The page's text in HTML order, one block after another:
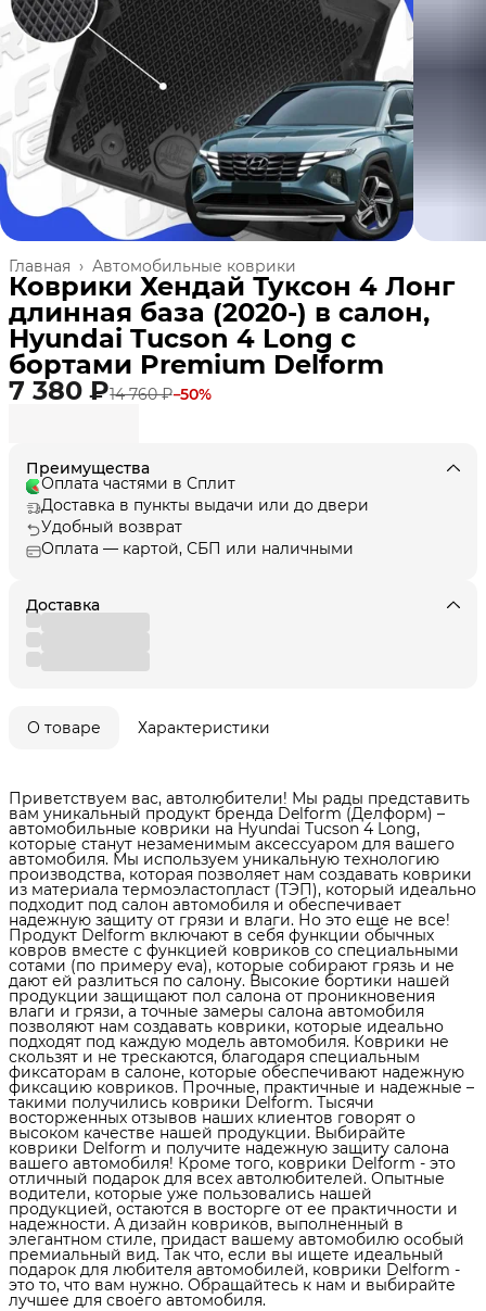
Автомобильные коврики
Главная ›
Коврики Хендай Туксон 4 Лонг
длинная база (2020-) в салон,
Hyundai Tucson 4 Long с
бортами Premium Delform
7 380 ₽14 760 ₽−50%
Преимущества
Оплата частями в Сплит
Доставка в пункты выдачи или до двери
Удобный возврат
Оплата — картой, СБП или наличными
Доставка
О товаре Характеристики
Приветствуем вас, автолюбители! Мы рады представить
вам уникальный продукт бренда Delform (Делформ) –
автомобильные коврики на Hyundai Tucson 4 Long,
которые станут незаменимым аксессуаром для вашего
автомобиля. Мы используем уникальную технологию
производства, которая позволяет нам создавать коврики
из материала термоэластопласт (ТЭП), который идеально
подходит под салон автомобиля и обеспечивает
надежную защиту от грязи и влаги. Но это еще не все!
Продукт Delform включают в себя функции обычных
ковров вместе с функцией ковриков со специальными
сотами (по примеру eva), которые собирают грязь и не
дают ей разлиться по салону. Высокие бортики нашей
продукции защищают пол салона от проникновения
влаги и грязи, а точные замеры салона автомобиля
позволяют нам создавать коврики, которые идеально
подходят под каждую модель автомобиля. Коврики не
скользят и не трескаются, благодаря специальным
фиксаторам в салоне, которые обеспечивают надежную
фиксацию ковриков. Прочные, практичные и надежные –
такими получились коврики Delform. Тысячи
восторженных отзывов наших клиентов говорят о
высоком качестве нашей продукции. Выбирайте
коврики Delform и получите надежную защиту салона
вашего автомобиля! Кроме того, коврики Delform - это
отличный подарок для всех автолюбителей. Опытные
водители, которые уже пользовались нашей
продукцией, остаются в восторге от ее практичности и
надежности. А дизайн ковриков, выполненный в
элегантном стиле, придаст вашему автомобилю особый
премиальный вид. Так что, если вы ищете идеальный
подарок для любителя автомобилей, коврики Delform -
это то, что вам нужно. Обращайтесь к нам и выбирайте
лучшее для своего автомобиля.